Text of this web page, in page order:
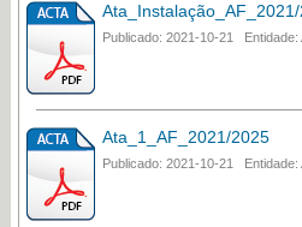
Publicado: 2021-10-21 Entidade:
Ata_1_AF_2021/2025
Publicado: 2021-10-21 Entidade: